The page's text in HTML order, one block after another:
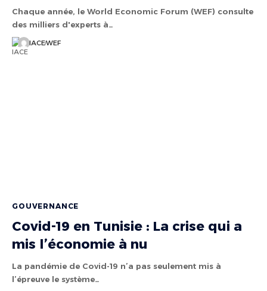
Chaque année, le World Economic Forum (WEF) consulte
des milliers d'experts à…
IACEWEF
GOUVERNANCE
Covid-19 en Tunisie : La crise qui a
mis l’économie à nu
La pandémie de Covid-19 n’a pas seulement mis à
l’épreuve le système…